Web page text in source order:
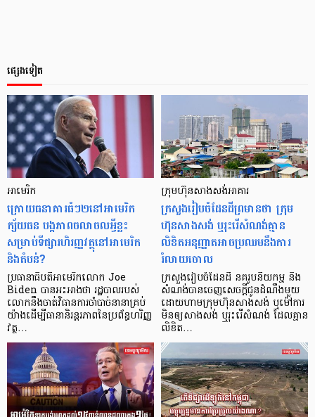
ផ្សេងទៀត
អាមេរិក
ក្រោយធនាគារធំៗ២នៅអាមេរិក
ក្ស័យធន បង្កភាពចលាចលអ្វីខ្លះ
សម្រាប់ទីផ្សារហិរញ្ញវត្ថុនៅអាមេរិក
និងតំបន់?
ប្រធានាធិបតីអាមេរិកលោក Joe
Biden បានអះអាងថា រដ្ឋបាលរបស់
លោកនឹងចាត់វិធានការចាំបាច់នានាគ្រប់
យ៉ាងដើម្បីធានានិរន្តរភាពនៃប្រព័ន្ធហរិញ្ញ
វត្ថ…
ក្រុមហ៊ុនសាងសង់អាគារ
ក្រសួងរៀបចំដែនដីព្រមានថា ក្រុម
ហ៊ុនសាងសង់ ឬរុះរើសំណង់គ្មាន
លិខិតអនុញ្ញាតអាចប្រឈមនឹងការ
រំលាយចោល
ក្រសួងរៀបចំដែនដី នគរូបនីយកម្ម និង
សំណង់បានចេញសេចក្តីជូនដំណឹងមួយ
ដោយហាមក្រុមហ៊ុនសាងសង់ ឬម៉ៅការ
មិនឲ្យសាងសង់ ឬរុះរើសំណង់ ដែលគ្មាន
លិខិត…